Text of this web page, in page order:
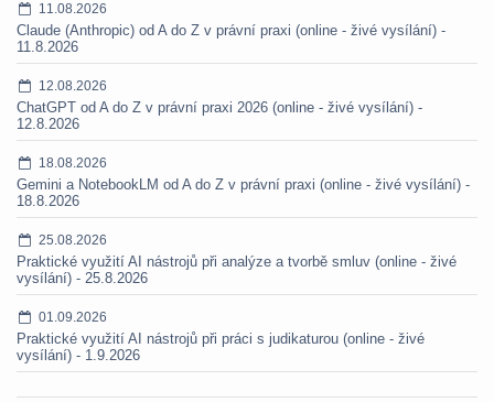
11.08.2026
Claude (Anthropic) od A do Z v právní praxi (online - živé vysílání) -
11.8.2026
12.08.2026
ChatGPT od A do Z v právní praxi 2026 (online - živé vysílání) -
12.8.2026
18.08.2026
Gemini a NotebookLM od A do Z v právní praxi (online - živé vysílání) -
18.8.2026
25.08.2026
Praktické využití AI nástrojů při analýze a tvorbě smluv (online - živé
vysílání) - 25.8.2026
01.09.2026
Praktické využití AI nástrojů při práci s judikaturou (online - živé
vysílání) - 1.9.2026